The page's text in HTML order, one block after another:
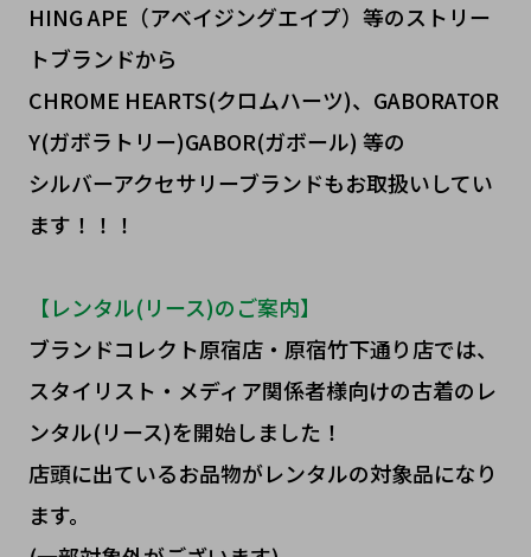
HING APE（アベイジングエイプ）等のストリー
トブランドから
CHROME HEARTS(クロムハーツ)、GABORATOR
Y(ガボラトリー)GABOR(ガボール) 等の
シルバーアクセサリーブランドもお取扱いしてい
ます！！！
【レンタル(リース)のご案内】
ブランドコレクト原宿店・原宿竹下通り店では、
スタイリスト・メディア関係者様向けの古着のレ
ンタル(リース)を開始しました！
店頭に出ているお品物がレンタルの対象品になり
ます。